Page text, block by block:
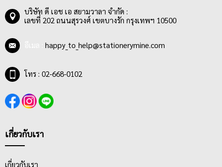
บริษัท ดี เอช เอ สยามวาลา จำกัด :
เลขที่ 202 ถนนสุรวงศ์ เขตบางรัก กรุงเทพฯ 10500
happy_to_help@stationerymine.com
โทร : 02-668-0102
เกี่ยวกับเรา
เกี่ยวกับเรา